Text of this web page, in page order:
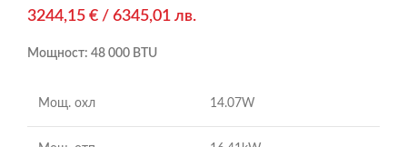
3244,15 € / 6345,01 лв.
Мощност: 48 000 BTU
Мощ. охл 14.07W